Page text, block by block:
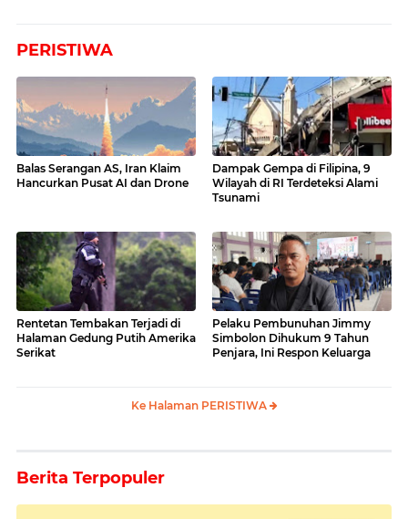
PERISTIWA
Balas Serangan AS, Iran Klaim
Hancurkan Pusat AI dan Drone
Dampak Gempa di Filipina, 9
Wilayah di RI Terdeteksi Alami
Tsunami
Rentetan Tembakan Terjadi di
Halaman Gedung Putih Amerika
Serikat
Pelaku Pembunuhan Jimmy
Simbolon Dihukum 9 Tahun
Penjara, Ini Respon Keluarga
Ke Halaman PERISTIWA
Berita Terpopuler